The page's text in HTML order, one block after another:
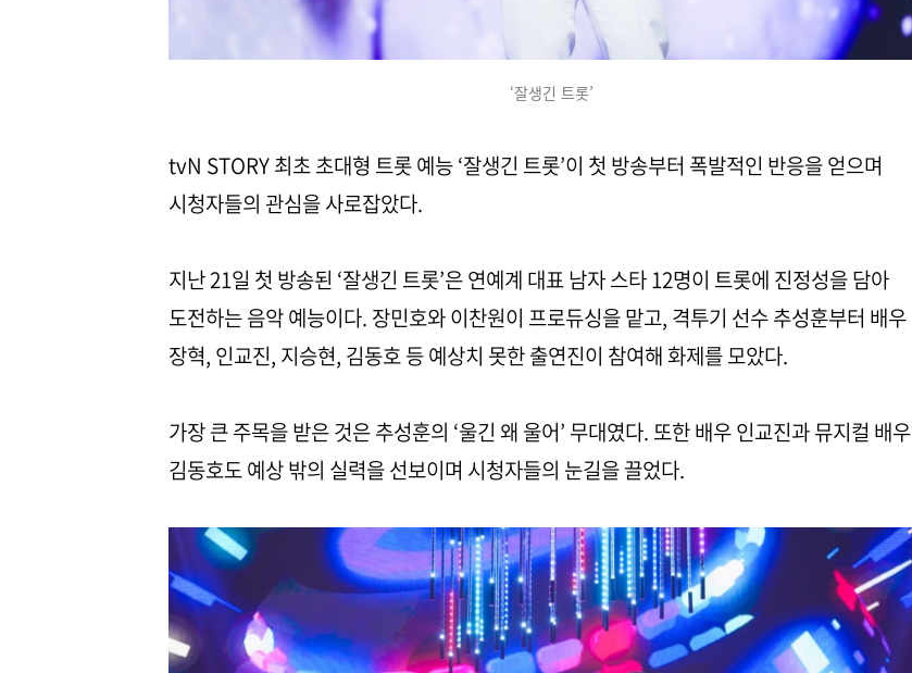
‘잘생긴 트롯’
tvN STORY 최초 초대형 트롯 예능 ‘잘생긴 트롯’이 첫 방송부터 폭발적인 반응을 얻으며
시청자들의 관심을 사로잡았다.
지난 21일 첫 방송된 ‘잘생긴 트롯’은 연예계 대표 남자 스타 12명이 트롯에 진정성을 담아
도전하는 음악 예능이다. 장민호와 이찬원이 프로듀싱을 맡고, 격투기 선수 추성훈부터 배우
장혁, 인교진, 지승현, 김동호 등 예상치 못한 출연진이 참여해 화제를 모았다.
가장 큰 주목을 받은 것은 추성훈의 ‘울긴 왜 울어’ 무대였다. 또한 배우 인교진과 뮤지컬 배우
김동호도 예상 밖의 실력을 선보이며 시청자들의 눈길을 끌었다.